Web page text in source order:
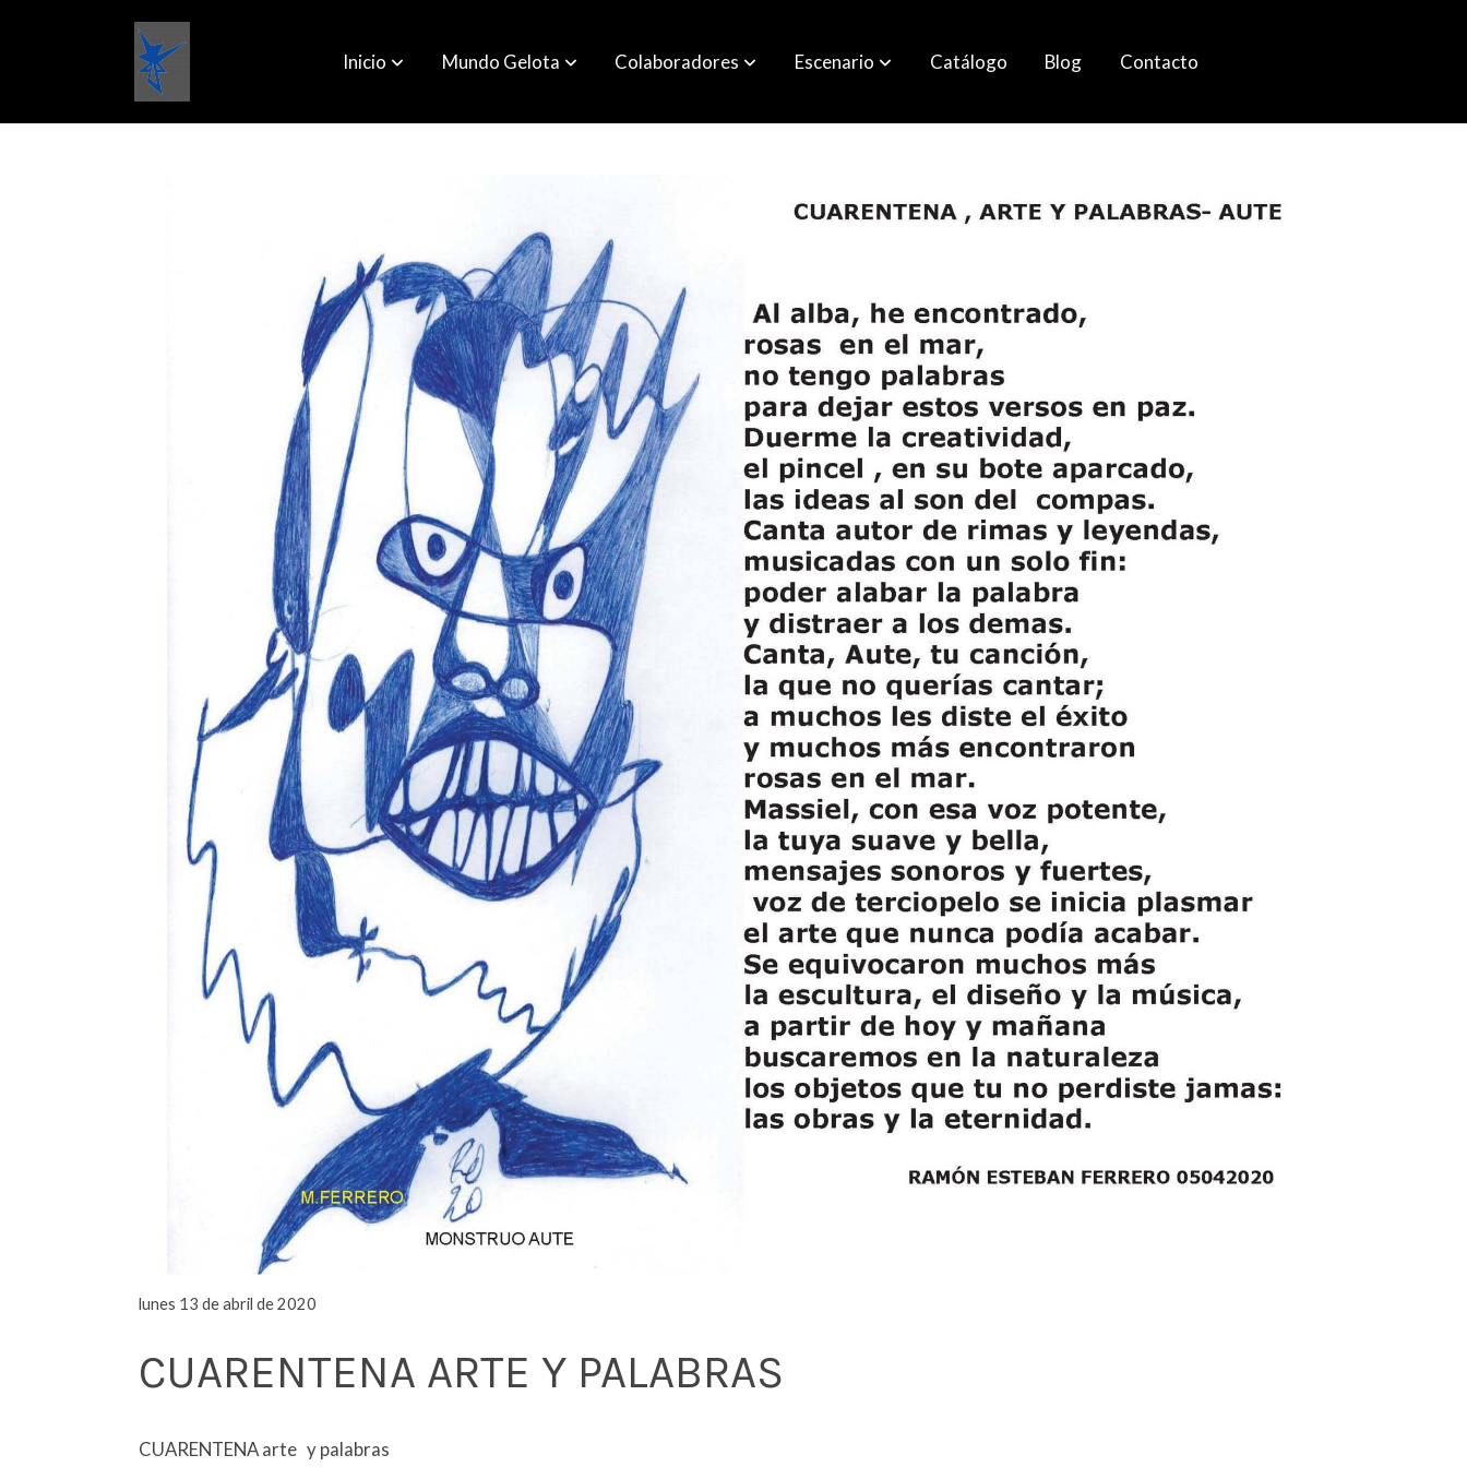
Inicio Mundo Gelota Colaboradores Escenario Catálogo Blog Contacto
lunes 13 de abril de 2020
CUARENTENA ARTE Y PALABRAS
CUARENTENA arte y palabras